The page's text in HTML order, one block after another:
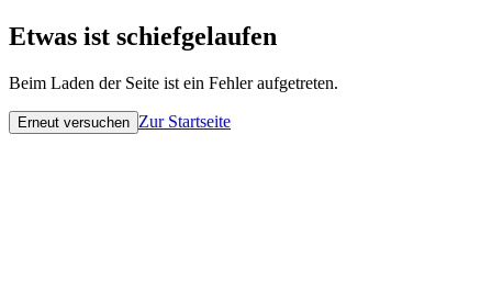
Etwas ist schiefgelaufen
Beim Laden der Seite ist ein Fehler aufgetreten.
Erneut versuchen Zur Startseite